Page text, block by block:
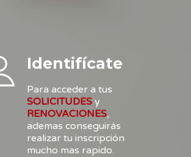
Identifícate
Para acceder a tus
SOLICITUDES y
RENOVACIONES,
ademas conseguirás
realizar tu inscripción
mucho mas rapido.